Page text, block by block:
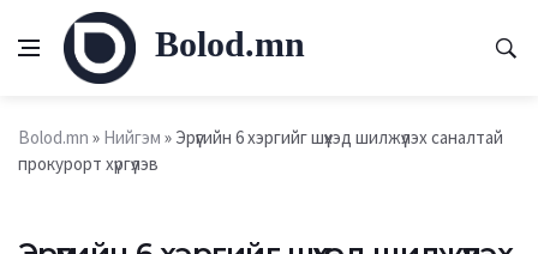
Bolod.mn
Bolod.mn » Нийгэм » Эрүүгийн 6 хэргийг шүүхэд шилжүүлэх саналтай
прокурорт хүргүүлэв